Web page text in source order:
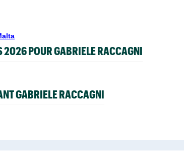
2026 POUR GABRIELE RACCAGNI
GABRIELE RACCAGNI